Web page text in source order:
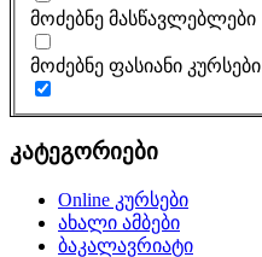
მოძებნე მასწავლებლები
მოძებნე ფასიანი კურსები
კატეგორიები
Online კურსები
ახალი ამბები
ბაკალავრიატი